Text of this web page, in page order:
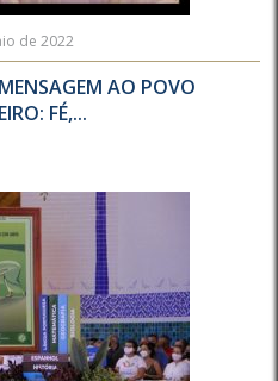
de 2022
AO POVO
FÉ,...